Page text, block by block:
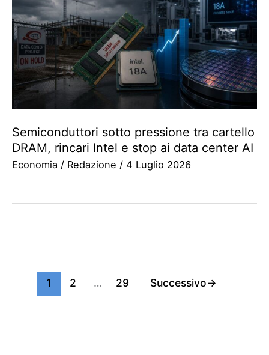
Semiconduttori sotto pressione tra cartello
DRAM, rincari Intel e stop ai data center AI
Economia / Redazione / 4 Luglio 2026
1 2 … 29 Successivo→